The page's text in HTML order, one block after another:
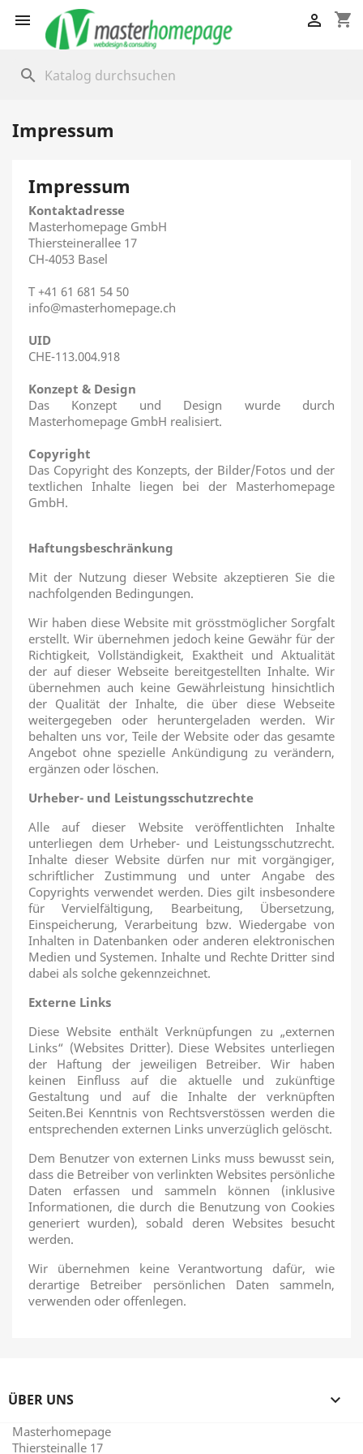
 shopping_cart

search
Impressum
Impressum
Kontaktadresse
Masterhomepage GmbH
Thiersteinerallee 17
CH-4053 Basel
T +41 61 681 54 50
info@masterhomepage.ch
UID
CHE-113.004.918
Konzept & Design
Das Konzept und Design wurde durch
Masterhomepage GmbH realisiert.
Copyright
Das Copyright des Konzepts, der Bilder/Fotos und der
textlichen Inhalte liegen bei der Masterhomepage
GmbH.
Haftungsbeschränkung
Mit der Nutzung dieser Website akzeptieren Sie die
nachfolgenden Bedingungen.
Wir haben diese Website mit grösstmöglicher Sorgfalt
erstellt. Wir übernehmen jedoch keine Gewähr für der
Richtigkeit, Vollständigkeit, Exaktheit und Aktualität
der auf dieser Webseite bereitgestellten Inhalte. Wir
übernehmen auch keine Gewährleistung hinsichtlich
der Qualität der Inhalte, die über diese Webseite
weitergegeben oder heruntergeladen werden. Wir
behalten uns vor, Teile der Website oder das gesamte
Angebot ohne spezielle Ankündigung zu verändern,
ergänzen oder löschen.
Urheber- und Leistungsschutzrechte
Alle auf dieser Website veröffentlichten Inhalte
unterliegen dem Urheber- und Leistungsschutzrecht.
Inhalte dieser Website dürfen nur mit vorgängiger,
schriftlicher Zustimmung und unter Angabe des
Copyrights verwendet werden. Dies gilt insbesondere
für Vervielfältigung, Bearbeitung, Übersetzung,
Einspeicherung, Verarbeitung bzw. Wiedergabe von
Inhalten in Datenbanken oder anderen elektronischen
Medien und Systemen. Inhalte und Rechte Dritter sind
dabei als solche gekennzeichnet.
Externe Links
Diese Website enthält Verknüpfungen zu „externen
Links“ (Websites Dritter). Diese Websites unterliegen
der Haftung der jeweiligen Betreiber. Wir haben
keinen Einfluss auf die aktuelle und zukünftige
Gestaltung und auf die Inhalte der verknüpften
Seiten.Bei Kenntnis von Rechtsverstössen werden die
entsprechenden externen Links unverzüglich gelöscht.
Dem Benutzer von externen Links muss bewusst sein,
dass die Betreiber von verlinkten Websites persönliche
Daten erfassen und sammeln können (inklusive
Informationen, die durch die Benutzung von Cookies
generiert wurden), sobald deren Websites besucht
werden.
Wir übernehmen keine Verantwortung dafür, wie
derartige Betreiber persönlichen Daten sammeln,
verwenden oder offenlegen.
ÜBER UNS 
Masterhomepage
Thiersteinalle 17